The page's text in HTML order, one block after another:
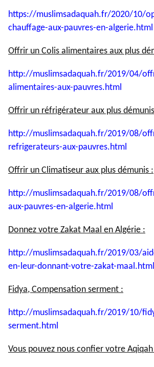
https://muslimsadaquah.fr/2020/10/
chauffage-aux-pauvres-en-algerie.html
Offrir un Colis alimentaires aux plus
http://muslimsadaquah.fr/2019/04/
alimentaires-aux-pauvres.html
Offrir un réfrigérateur aux plus
http://muslimsadaquah.fr/2019/08/
refrigerateurs-aux-pauvres.html
Offrir un Climatiseur aux plus démunis :
http://muslimsadaquah.fr/2019/08/
aux-pauvres-en-algerie.html
Donnez votre Zakat Maal en Algérie :
http://muslimsadaquah.fr/2019/03/
en-leur-donnant-votre-zakat-maal.html
Fidya, Compensation serment :
http://muslimsadaquah.fr/2019/10/
serment.html
Vous pouvez nous confier votre